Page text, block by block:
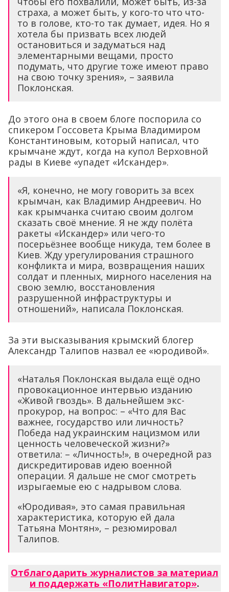
страха, а может быть, у кого-то что что-
то в голове, кто-то так думает, идея. Но я
хотела бы призвать всех людей
остановиться и задуматься над
элементарными вещами, просто
подумать, что другие тоже имеют право
на свою точку зрения», – заявила
Поклонская.
До этого она в своем блоге поспорила со
спикером Госсовета Крыма Владимиром
Константиновым, который написал, что
крымчане ждут, когда на купол Верховной
рады в Киеве «упадет «Искандер».
«Я, конечно, не могу говорить за всех
крымчан, как Владимир Андреевич. Но
как крымчанка считаю своим долгом
сказать своё мнение. Я не жду полёта
ракеты «Искандер» или чего-то
посерьёзнее вообще никуда, тем более в
Киев. Жду урегулирования страшного
конфликта и мира, возвращения наших
солдат и пленных, мирного населения на
свою землю, восстановления
разрушенной инфраструктуры и
отношений», написала Поклонская.
За эти высказывания крымский блогер
Александр Талипов назвал ее «юродивой».
«Наталья Поклонская выдала ещё одно
провокационное интервью изданию
«Живой гвоздь». В дальнейшем экс-
прокурор, на вопрос: – «Что для Вас
важнее, государство или личность?
Победа над украинским нацизмом или
ценность человеческой жизни?»
ответила: – «Личность!», в очередной раз
дискредитировав идею военной
операции. Я дальше не смог смотреть
изрыгаемые ею с надрывом слова.
«Юродивая», это самая правильная
характеристика, которую ей дала
Татьяна Монтян», – резюмировал
Талипов.
Отблагодарить журналистов за материал
и поддержать «ПолитНавигатор».